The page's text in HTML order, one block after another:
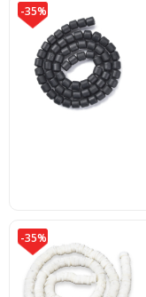
-35%
-35%